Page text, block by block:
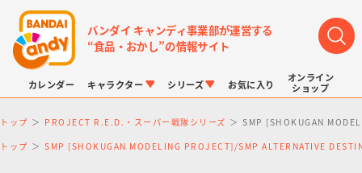
バンダイ キャンディ事業部が運営する
“食品・おかし”の情報サイト
カレンダー キャラクター シリーズ お気に入り
オンライン
ショップ
トップ PROJECT R.E.D.・スーパー戦隊シリーズ SMP [SHOKUGAN
トップ SMP [SHOKUGAN MODELING PROJECT]/SMP ALTERNATIVE